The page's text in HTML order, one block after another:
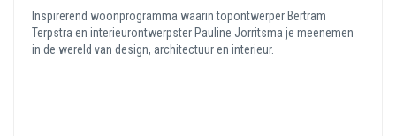
Inspirerend woonprogramma waarin topontwerper Bertram
Terpstra en interieurontwerpster Pauline Jorritsma je meenemen
in de wereld van design, architectuur en interieur.